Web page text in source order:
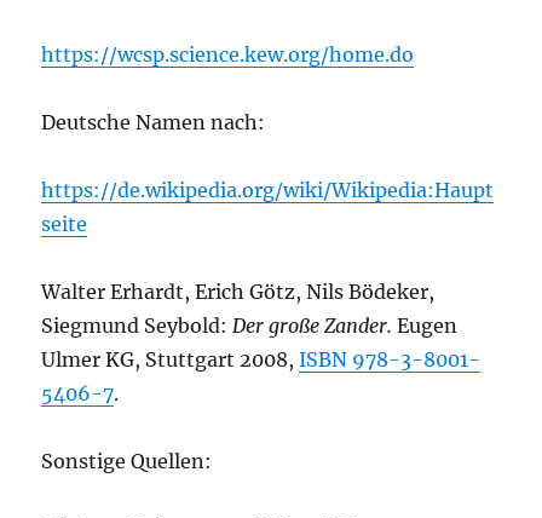
https://wcsp.science.kew.org/home.do
Deutsche Namen nach:
https://de.wikipedia.org/wiki/Wikipedia:Haupt
seite
Walter Erhardt, Erich Götz, Nils Bödeker,
Siegmund Seybold:Der große Zander. Eugen
Ulmer KG, Stuttgart 2008,ISBN 978-3-8001-
5406-7.
Sonstige Quellen: